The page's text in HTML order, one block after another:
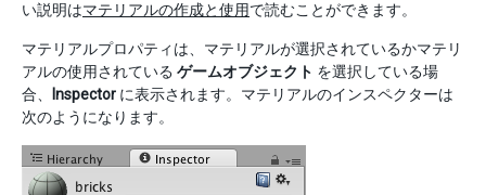
い説明はマテリアルの作成と使用で読むことができます。
マテリアルプロパティは、マテリアルが選択されているかマテリ
アルの使用されている ゲームオブジェクト を選択している場
合、
Inspector に表示されます。マテリアルのインスペクターは
次のようになります。